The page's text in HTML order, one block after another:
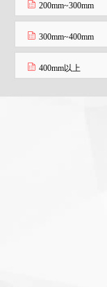
200mm~300mm
300mm~400mm
400mm以上